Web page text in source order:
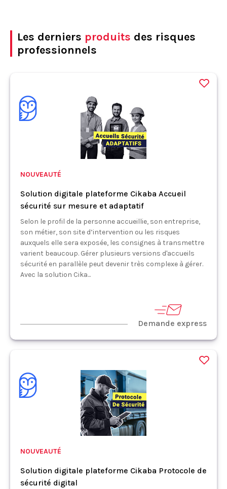
Les derniers produits des risques
professionnels
NOUVEAUTÉ
Solution digitale plateforme Cikaba Accueil
sécurité sur mesure et adaptatif
Selon le profil de la personne accueillie, son entreprise,
son métier, son site d’intervention ou les risques
auxquels elle sera exposée, les consignes à transmettre
varient beaucoup. Gérer plusieurs versions d'accueils
sécurité en parallèle peut devenir très complexe à gérer.
Avec la solution Cika...
Demande express
NOUVEAUTÉ
Solution digitale plateforme Cikaba Protocole de
sécurité digital